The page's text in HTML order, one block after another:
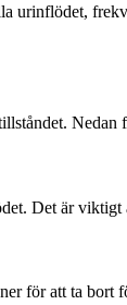
urinflödet,
Det är
för att ta